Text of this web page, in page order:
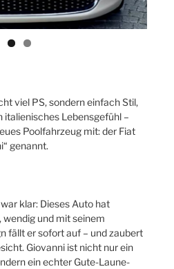
viel PS, sondern einfach Stil,
italienisches Lebensgefühl –
Poolfahrzeug mit: der Fiat
genannt.
klar: Dieses Auto hat
und mit seinem
fällt er sofort auf – und zaubert
Giovanni ist nicht nur ein
ein echter Gute-Laune-